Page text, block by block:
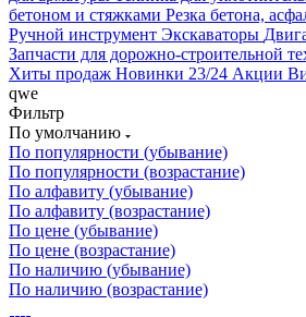
бетоном и стяжками Резка бетона,
Ручной инструмент Экскаваторы
Запчасти для дорожно-строительной
Хиты продаж Новинки 23/24 Акции
qwe
Фильтр
По умолчанию
По популярности (убывание)
По популярности (возрастание)
По алфавиту (убывание)
По алфавиту (возрастание)
По цене (убывание)
По цене (возрастание)
По наличию (убывание)
По наличию (возрастание)